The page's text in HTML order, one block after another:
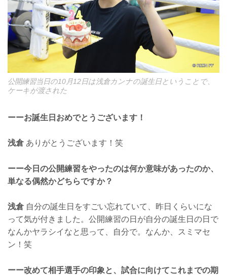
公開練習当日の10月12日は浅倉カンナの誕生日ということで、
ケーキが渡された
ーーお誕生日おめでとうございます！
浅倉ありがとうございます！笑
ーー今日の公開練習をやったのは何か意味があったのか、
単なる偶然かどちらですか？
浅倉自分の誕生日をすごい忘れていて、昨日くらいにな
って気が付きました。公開練習の日が自分の誕生日の日で
なんかヤラシイなと思って、自分で。なんか、スミマセ
ン！笑
ーー改めて相手選手の印象と、試合に向けてこれまでの期